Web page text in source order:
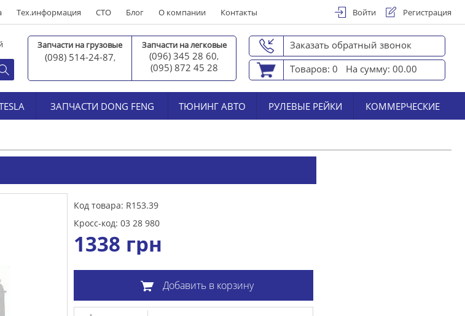
Тех.информация СТО Блог О компании Контакты Войти Регистрация
Запчасти на грузовые
(098) 514-24-87,
Запчасти на легковые
(096) 345 28 60,
(095) 872 45 28
Заказать обратный звонок
Товаров: 0
На сумму: 00.00
ЗАПЧАСТИ DONG FENG ТЮНИНГ АВТО РУЛЕВЫЕ РЕЙКИ КОММЕРЧЕСКИЕ
Код товара: R153.39
Кросс-код: 03 28 980
1338 грн
Добавить в корзину